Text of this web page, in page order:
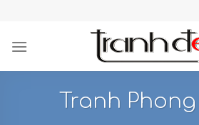
content
Tranh